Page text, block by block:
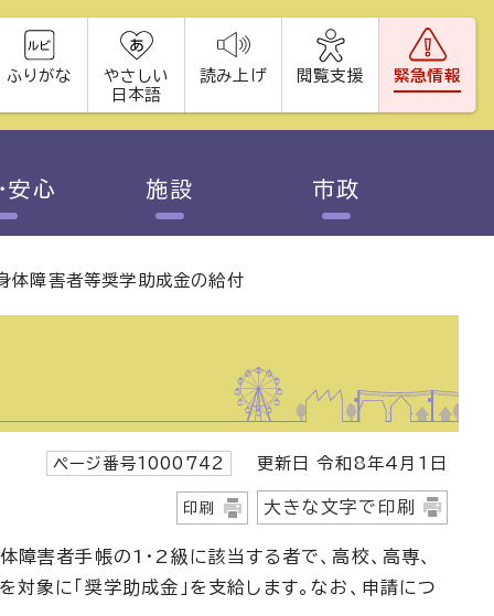
ふりがな
やさしい
日本語
読み上げ 閲覧支援 緊急情報
安心 施設 市政
体障害者等奨学助成金の給付
ページ番号1000742 更新日 令和8年4月1日
印刷 大きな文字で印刷
害者手帳の1・2級に該当する者で、高校、高専、
象に「奨学助成金」を支給します。なお、申請につ